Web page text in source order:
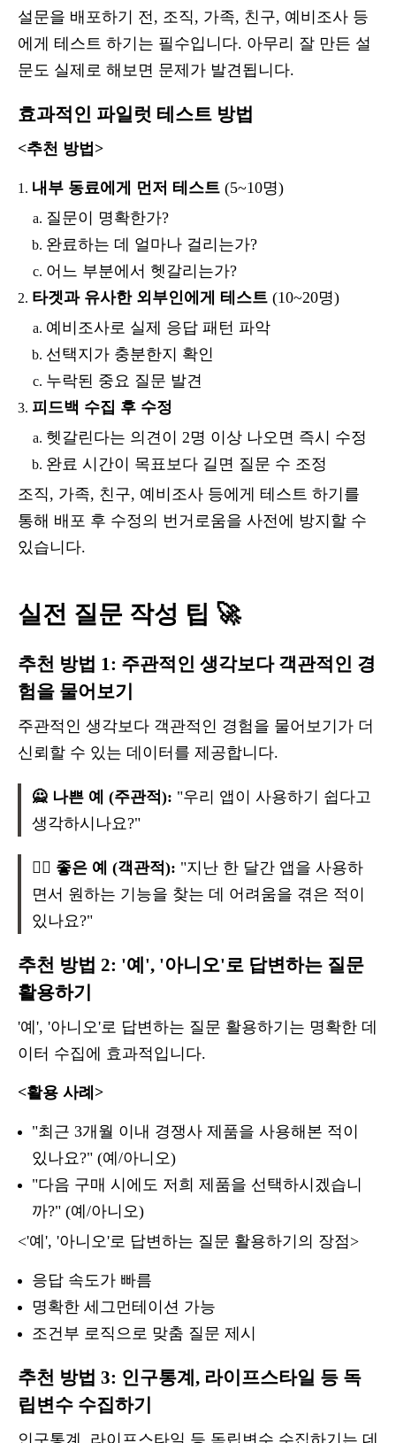
설문을 배포하기 전, 조직, 가족, 친구, 예비조사 등
에게 테스트 하기는 필수입니다. 아무리 잘 만든 설
문도 실제로 해보면 문제가 발견됩니다.
효과적인 파일럿 테스트 방법
<추천 방법>
내부 동료에게 먼저 테스트 (5~10명)
질문이 명확한가?
완료하는 데 얼마나 걸리는가?
어느 부분에서 헷갈리는가?
타겟과 유사한 외부인에게 테스트 (10~20명)
예비조사로 실제 응답 패턴 파악
선택지가 충분한지 확인
누락된 중요 질문 발견
피드백 수집 후 수정
헷갈린다는 의견이 2명 이상 나오면 즉시 수정
완료 시간이 목표보다 길면 질문 수 조정
조직, 가족, 친구, 예비조사 등에게 테스트 하기를
통해 배포 후 수정의 번거로움을 사전에 방지할 수
있습니다.
실전 질문 작성 팁 🚀
추천 방법 1: 주관적인 생각보다 객관적인 경
험을 물어보기
주관적인 생각보다 객관적인 경험을 물어보기가 더
신뢰할 수 있는 데이터를 제공합니다.
🙅 나쁜 예 (주관적): "우리 앱이 사용하기 쉽다고
생각하시나요?"
🙆‍♂️ 좋은 예 (객관적): "지난 한 달간 앱을 사용하
면서 원하는 기능을 찾는 데 어려움을 겪은 적이
있나요?"
추천 방법 2: '예', '아니오'로 답변하는 질문
활용하기
'예', '아니오'로 답변하는 질문 활용하기는 명확한 데
이터 수집에 효과적입니다.
<활용 사례>
"최근 3개월 이내 경쟁사 제품을 사용해본 적이
있나요?" (예/아니오)
"다음 구매 시에도 저희 제품을 선택하시겠습니
까?" (예/아니오)
<'예', '아니오'로 답변하는 질문 활용하기의 장점>
응답 속도가 빠름
명확한 세그먼테이션 가능
조건부 로직으로 맞춤 질문 제시
추천 방법 3: 인구통계, 라이프스타일 등 독
립변수 수집하기
인구통계, 라이프스타일 등 독립변수 수집하기는 데